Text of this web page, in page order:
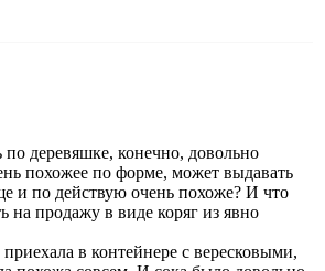
деревяшке, конечно, довольно
похожее по форме, может выдавать
и по действую очень похоже? И что
на продажу в виде коряг из явно
в контейнере с вересковыми,